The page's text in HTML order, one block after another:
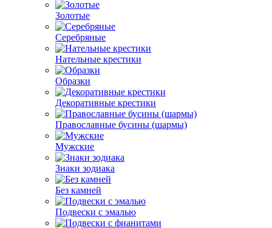
Золотые
Серебряные
Нательные крестики
Образки
Декоративные крестики
Православные бусины (шармы)
Мужские
Знаки зодиака
Без камней
Подвески с эмалью